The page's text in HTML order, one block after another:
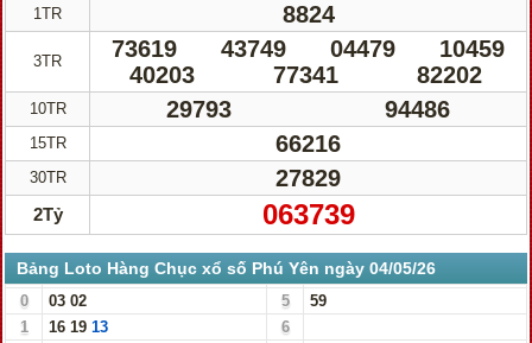
1TR 8824
3TR 73619 43749 04479
10459
40203
77341 82202
10TR 29793 94486
15TR 66216
30TR 27829
2Tỷ 063739
Bảng Loto Hàng Chục xổ số Phú Yên ngày 04/05/26
0 03 02 5
59
1
16 19 13
6